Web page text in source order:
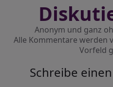
Anonym und ganz
Alle Kommentare werden
Vorfeld
Schreibe